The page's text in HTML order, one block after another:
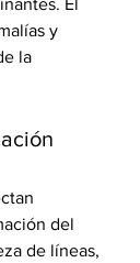
El
y
la
del
de líneas,